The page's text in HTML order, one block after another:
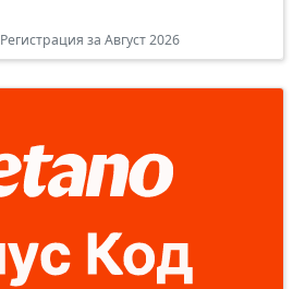
за Август 2026